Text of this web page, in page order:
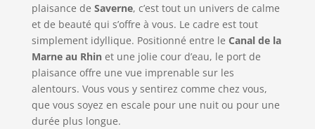
plaisance de Saverne, c’est tout un univers de calme
et de beauté qui s’offre à vous. Le cadre est tout
simplement idyllique. Positionné entre le Canal de la
Marne au Rhin et une jolie cour d’eau, le port de
plaisance offre une vue imprenable sur les
alentours. Vous vous y sentirez comme chez vous,
que vous soyez en escale pour une nuit ou pour une
durée plus longue.